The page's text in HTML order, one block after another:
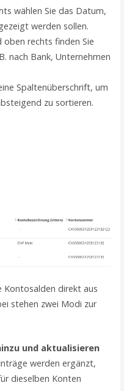
wählen Sie das Datum,
werden sollen.
rechts finden Sie
nach Bank, Unternehmen
Spaltenüberschrift, um
zu sortieren.
Kontosalden direkt aus
stehen zwei Modi zur
und aktualisieren
werden ergänzt,
dieselben Konten